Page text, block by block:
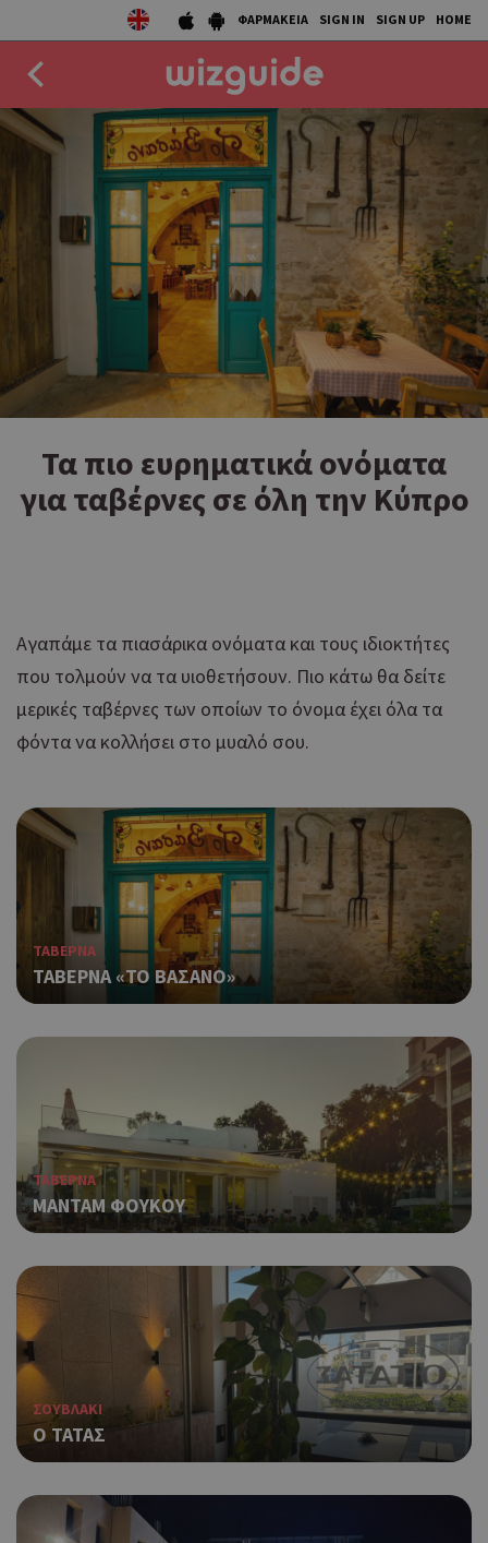
ΦΑΡΜΑΚΕΙΑ SIGN IN SIGN UP HOME
EAT
50 BEST
COLLECTIONS
STORIES
Τα πιο ευρηματικά ονόματα
για ταβέρνες σε όλη την Κύπρο
Αγαπάμε τα πιασάρικα ονόματα και τους ιδιοκτήτες
που τολμούν να τα υιοθετήσουν. Πιο κάτω θα δείτε
μερικές ταβέρνες των οποίων το όνομα έχει όλα τα
φόντα να κολλήσει στο μυαλό σου.
ΤΑΒΕΡΝΑ
ΤΑΒΕΡΝΑ «ΤΟ ΒΑΣΑΝΟ»
ΤΑΒΕΡΝΑ
ΜΑΝΤΑΜ ΦΟΥΚΟΥ
ΣΟΥΒΛΑΚΙ
Ο ΤΑΤΑΣ